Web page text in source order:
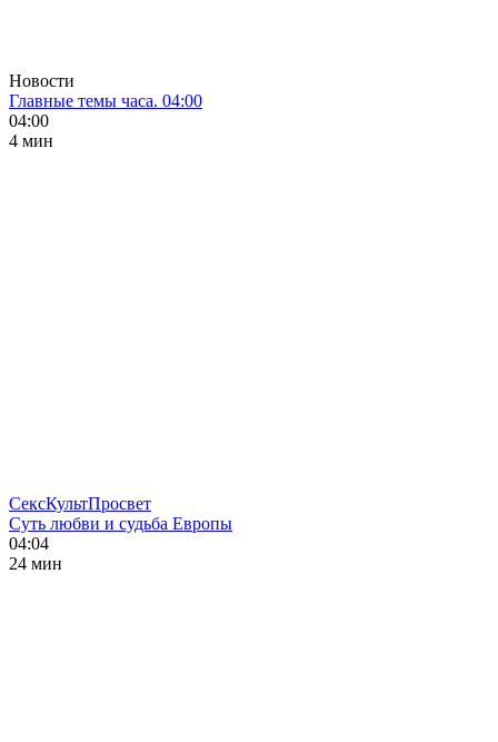
Новости
Главные темы часа. 04:00
04:00
4 мин
СексКультПросвет
Суть любви и судьба Европы
04:04
24 мин